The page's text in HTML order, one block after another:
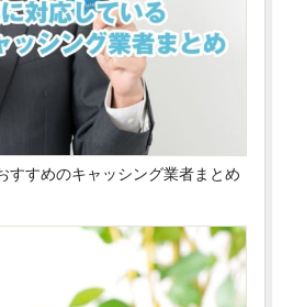
すすめのキャッシング業者まとめ